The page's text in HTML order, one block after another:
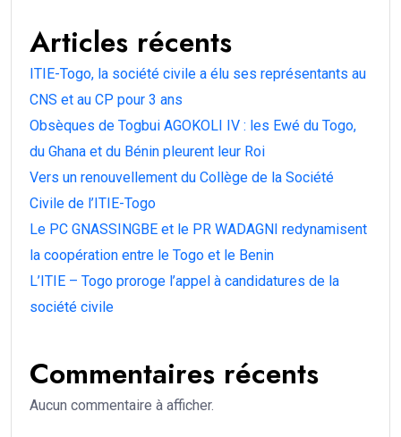
Articles récents
ITIE-Togo, la société civile a élu ses représentants au
CNS et au CP pour 3 ans
Obsèques de Togbui AGOKOLI IV : les Ewé du Togo,
du Ghana et du Bénin pleurent leur Roi
Vers un renouvellement du Collège de la Société
Civile de l’ITIE-Togo
Le PC GNASSINGBE et le PR WADAGNI redynamisent
la coopération entre le Togo et le Benin
L’ITIE – Togo proroge l’appel à candidatures de la
société civile
Commentaires récents
Aucun commentaire à afficher.